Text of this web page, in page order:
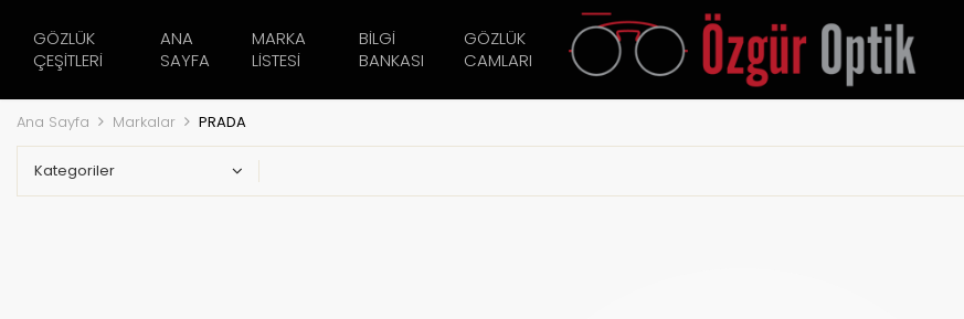
GÖZLÜK
ÇEŞITLERI
ANA
SAYFA
MARKA
LISTESI
BILGI
BANKASI
GÖZLÜK
CAMLARI
Ana Sayfa Markalar PRADA
Kategoriler